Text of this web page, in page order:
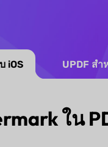
iOS UPDF ส
ใน